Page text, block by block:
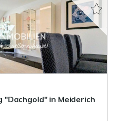
in Meiderich